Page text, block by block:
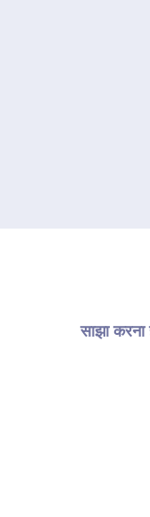
साझा करना